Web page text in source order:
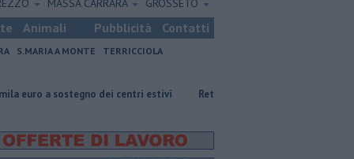
MASSA CARRARA GROSSETO
Animali Pubblicità Contatti
S.MARIA A MONTE
TERRICCIOLA
dei centri estivi Retiambiente, M5S: "Nessun legame con Giacetti"